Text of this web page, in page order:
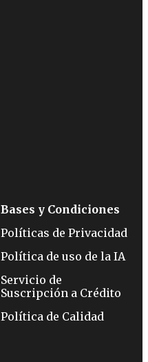
Bases y Condiciones
Políticas de Privacidad
Política de uso de la IA
Servicio de
Suscripción a Crédito
Política de Calidad